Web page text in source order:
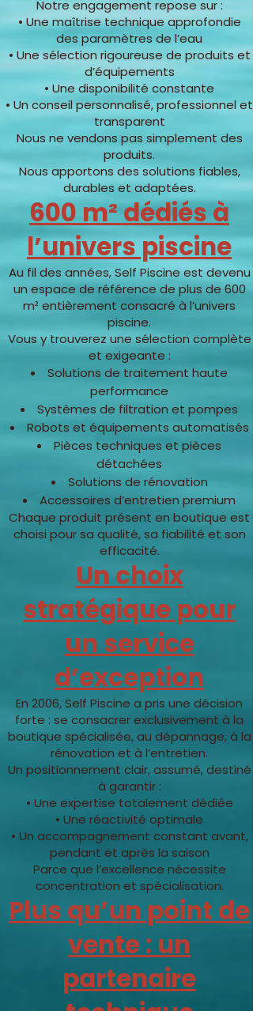
Notre engagement repose sur :
• Une maîtrise technique approfondie
des paramètres de l’eau
• Une sélection rigoureuse de produits et
d’équipements
• Une disponibilité constante
• Un conseil personnalisé, professionnel et
transparent
Nous ne vendons pas simplement des
produits.
Nous apportons des solutions fiables,
durables et adaptées.
600 m² dédiés à
l’univers piscine
Au fil des années, Self Piscine est devenu
un espace de référence de plus de 600
m² entièrement consacré à l’univers
piscine.
Vous y trouverez une sélection complète
et exigeante :
Solutions de traitement haute
performance
Systèmes de filtration et pompes
Robots et équipements automatisés
Pièces techniques et pièces
détachées
Solutions de rénovation
Accessoires d’entretien premium
Chaque produit présent en boutique est
choisi pour sa qualité, sa fiabilité et son
efficacité.
Un choix
stratégique pour
un service
d’exception
En 2006, Self Piscine a pris une décision
forte : se consacrer exclusivement à la
boutique spécialisée, au dépannage, à la
rénovation et à l’entretien.
Un positionnement clair, assumé, destiné
à garantir :
• Une expertise totalement dédiée
• Une réactivité optimale
• Un accompagnement constant avant,
pendant et après la saison
Parce que l’excellence nécessite
concentration et spécialisation.
Plus qu’un point de
vente : un
partenaire